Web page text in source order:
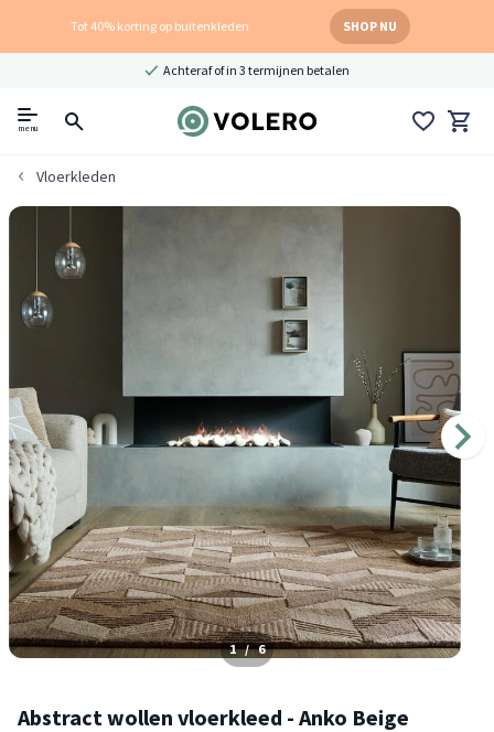
Tot 40% korting op buitenkleden SHOP NU
Achteraf of in 3 termijnen betalen
menu
Vloerkleden
1 / 6
Abstract wollen vloerkleed - Anko Beige